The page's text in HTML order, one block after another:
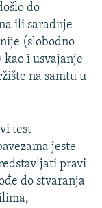
do
ili saradnje
(slobodno
i usvajanje
na samtu u
test
jeste
pravi
do stvaranja